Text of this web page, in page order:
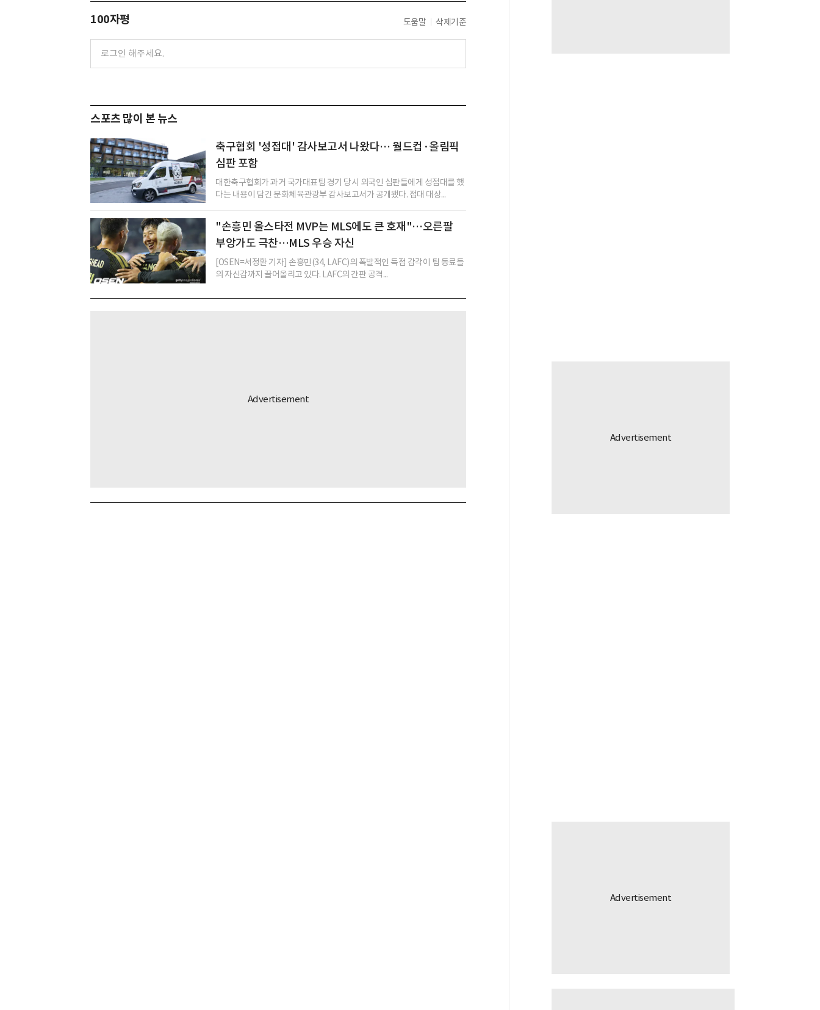
100자평 도움말 삭제기준
스포츠 많이 본 뉴스
축구협회 '성접대' 감사보고서 나왔다… 월드컵·올림픽
심판 포함
대한축구협회가 과거 국가대표팀 경기 당시 외국인 심판들에게 성접대를 했
다는 내용이 담긴 문화체육관광부 감사보고서가 공개됐다. 접대 대상...
"손흥민 올스타전 MVP는 MLS에도 큰 호재"…오른팔
부앙가도 극찬…MLS 우승 자신
[OSEN=서정환 기자] 손흥민(34, LAFC)의 폭발적인 득점 감각이 팀 동료들
의 자신감까지 끌어올리고 있다. LAFC의 간판 공격...